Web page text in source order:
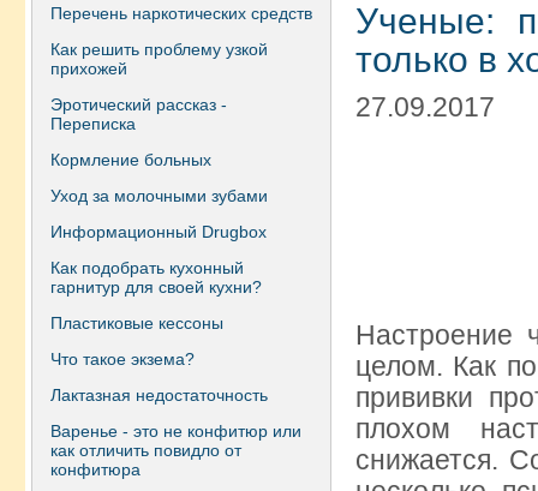
Перечень наркотических средств
Как решить проблему узкой
прихожей
Эротический рассказ -
Переписка
Кормление больных
Уход за молочными зубами
Информационный Drugbox
Как подобрать кухонный
гарнитур для своей кухни?
Пластиковые кессоны
Что такое экзема?
Лактазная недостаточность
Варенье - это не конфитюр или
как отличить повидло от
конфитюра
Ученые:
только в
27.09.2017
Настроение
целом. Как
прививки
плохом
снижается.